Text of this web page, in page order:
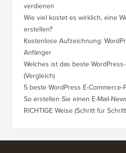
verdienen
Wie viel kostet es wirklich, eine
erstellen?
Kostenlose Aufzeichnung:
Anfänger
Welches ist das beste
(Vergleich)
5 beste WordPress E-
So erstellen Sie einen E-Mail-
RICHTIGE Weise (Schritt für